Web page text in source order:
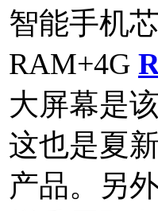
智能手机
RAM+4G
大屏幕是
这也是夏
产品。另